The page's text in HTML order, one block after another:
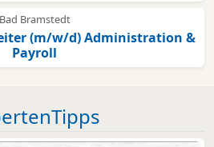
Bad Bramstedt
(m/w/d) Administration &
Payroll